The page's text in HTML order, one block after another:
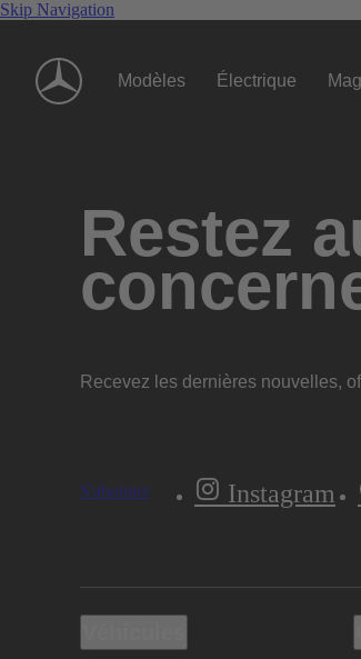
Skip Navigation
Modèles Électrique
Restez
Recevez les dernières nouvelles,
S'abonner Instagram